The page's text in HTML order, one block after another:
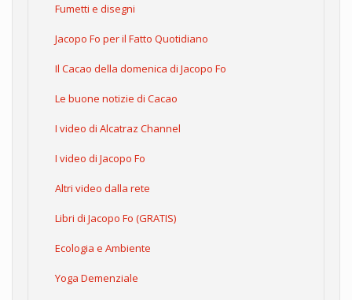
Fumetti e disegni
Jacopo Fo per il Fatto Quotidiano
Il Cacao della domenica di Jacopo Fo
Le buone notizie di Cacao
I video di Alcatraz Channel
I video di Jacopo Fo
Altri video dalla rete
Libri di Jacopo Fo (GRATIS)
Ecologia e Ambiente
Yoga Demenziale